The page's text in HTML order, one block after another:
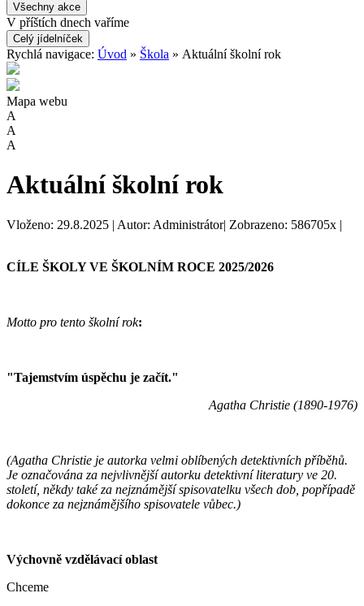
Všechny akce
V příštích dnech vaříme
Celý jídelníček
Rychlá navigace: Úvod » Škola » Aktuální školní rok
Mapa webu
A
A
A
Aktuální školní rok
Vloženo: 29.8.2025 | Autor: Administrátor| Zobrazeno: 586705x |
CÍLE ŠKOLY VE ŠKOLNÍM ROCE 2025/2026
Motto pro tento školní rok:
"Tajemstvím úspěchu je začít."
Agatha Christie (1890-1976)
(Agatha Christie je autorka velmi oblíbených detektivních příběhů.
Je označována za nejvlivnější autorku detektivní literatury ve 20.
století, někdy také za nejznámější spisovatelku všech dob, popřípadě
dokonce za nejznámějšího spisovatele vůbec.)
Výchovně vzdělávací oblast
Chceme